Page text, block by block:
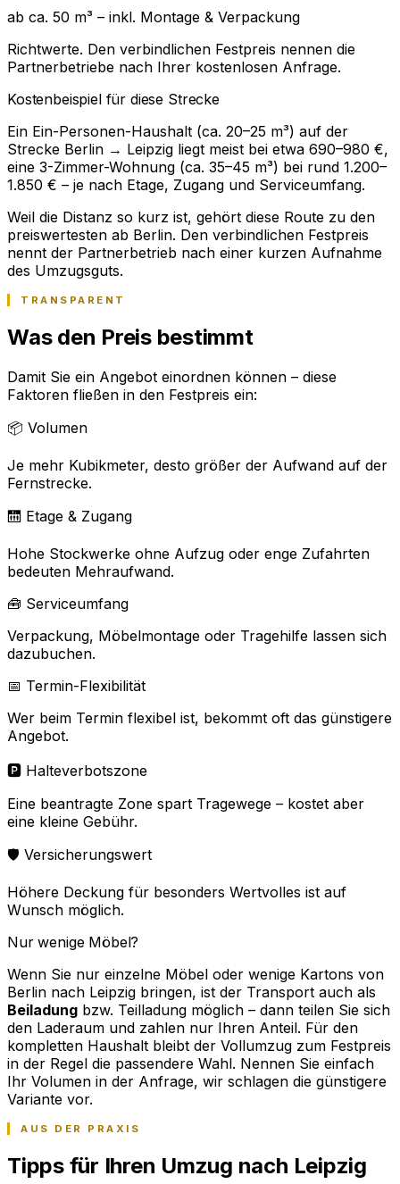
ab ca. 50 m³ – inkl. Montage & Verpackung
Richtwerte. Den verbindlichen Festpreis nennen die
Partnerbetriebe nach Ihrer kostenlosen Anfrage.
Kostenbeispiel für diese Strecke
Ein Ein-Personen-Haushalt (ca. 20–25 m³) auf der
Strecke Berlin → Leipzig liegt meist bei etwa 690–980 €,
eine 3-Zimmer-Wohnung (ca. 35–45 m³) bei rund 1.200–
1.850 € – je nach Etage, Zugang und Serviceumfang.
Weil die Distanz so kurz ist, gehört diese Route zu den
preiswertesten ab Berlin. Den verbindlichen Festpreis
nennt der Partnerbetrieb nach einer kurzen Aufnahme
des Umzugsguts.
TRANSPARENT
Was den Preis bestimmt
Damit Sie ein Angebot einordnen können – diese
Faktoren fließen in den Festpreis ein:
📦 Volumen
Je mehr Kubikmeter, desto größer der Aufwand auf der
Fernstrecke.
🛗 Etage & Zugang
Hohe Stockwerke ohne Aufzug oder enge Zufahrten
bedeuten Mehraufwand.
🧰 Serviceumfang
Verpackung, Möbelmontage oder Tragehilfe lassen sich
dazubuchen.
📅 Termin-Flexibilität
Wer beim Termin flexibel ist, bekommt oft das günstigere
Angebot.
🅿️ Halteverbotszone
Eine beantragte Zone spart Tragewege – kostet aber
eine kleine Gebühr.
🛡️ Versicherungswert
Höhere Deckung für besonders Wertvolles ist auf
Wunsch möglich.
Nur wenige Möbel?
Wenn Sie nur einzelne Möbel oder wenige Kartons von
Berlin nach Leipzig bringen, ist der Transport auch als
Beiladung bzw. Teilladung möglich – dann teilen Sie sich
den Laderaum und zahlen nur Ihren Anteil. Für den
kompletten Haushalt bleibt der Vollumzug zum Festpreis
in der Regel die passendere Wahl. Nennen Sie einfach
Ihr Volumen in der Anfrage, wir schlagen die günstigere
Variante vor.
AUS DER PRAXIS
Tipps für Ihren Umzug nach Leipzig